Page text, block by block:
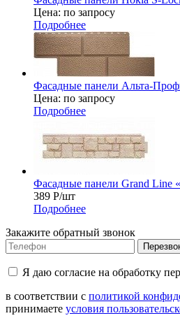
Цена: по запросу
Подробнее
Фасадные панели Альта-
Цена: по запросу
Подробнее
Фасадные панели Grand Line
389 Р/шт
Подробнее
Закажите обратный звонок
Я даю согласие на обработку
в соответствии с политикой
принимаете условия